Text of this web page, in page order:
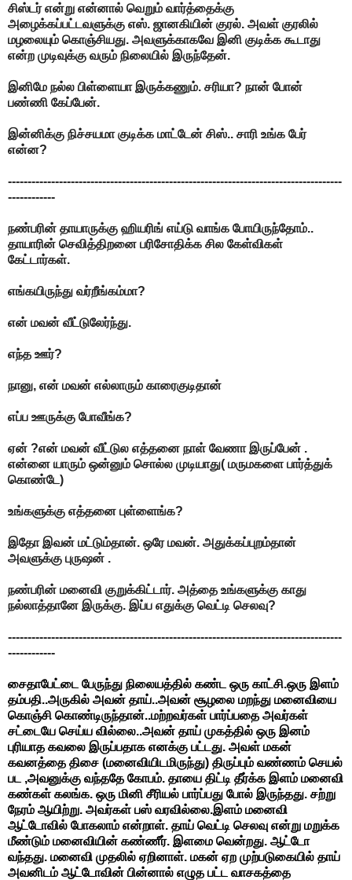
சிஸ்டர் என்று என்னால் வெறும் வார்த்தைக்கு
அழைக்கப்பட்டவளுக்கு எஸ். ஜானகியின் குரல். அவள் குரலில்
மழலையும் கொஞ்சியது. அவளுக்காகவே இனி குடிக்க கூடாது
என்ற முடிவுக்கு வரும் நிலையில் இருந்தேன்.
இனிமே நல்ல பிள்ளையா இருக்கணும். சரியா? நான் போன்
பண்ணி கேப்பேன்.
இன்னிக்கு நிச்சயமா குடிக்க மாட்டேன் சிஸ்.. சாரி உங்க பேர்
என்ன?
-------------------------------------------------------------------------------------
------------
நண்பரின் தாயாருக்கு ஹியரிங் எய்டு வாங்க போயிருந்தோம்..
தாயாரின் செவித்திறனை பரிசோதிக்க சில கேள்விகள்
கேட்டார்கள்.
எங்கயிருந்து வர்றீங்கம்மா?
என் மவன் வீட்டுலேர்ந்து.
எந்த ஊர்?
நானு, என் மவன் எல்லாரும் காரைகுடிதான்
எப்ப ஊருக்கு போவீங்க?
ஏன் ?என் மவன் வீட்டுல எத்தனை நாள் வேணா இருப்பேன் .
என்னை யாரும் ஒன்னும் சொல்ல முடியாது( மருமகளை பார்த்துக்
கொண்டே)
உங்களுக்கு எத்தனை புள்ளைங்க?
இதோ இவன் மட்டும்தான். ஒரே மவன். அதுக்கப்புறம்தான்
அவளுக்கு புருஷன் .
நண்பரின் மனைவி குறுக்கிட்டார். அத்தை உங்களுக்கு காது
நல்லாத்தானே இருக்கு. இப்ப எதுக்கு வெட்டி செலவு?
-------------------------------------------------------------------------------------
------------
சைதாபேட்டை பேருந்து நிலையத்தில் கண்ட ஒரு காட்சி.ஒரு இளம்
தம்பதி..அருகில் அவன் தாய்..அவன் சூழலை மறந்து மனைவியை
கொஞ்சி கொண்டிருந்தான்..மற்றவர்கள் பார்ப்பதை அவர்கள்
சட்டையே செய்ய வில்லை..அவன் தாய் முகத்தில் ஒரு இனம்
புரியாத கவலை இருப்பதாக எனக்கு பட்டது. அவள் மகன்
கவனத்தை திசை (மனைவியிடமிருந்து) திருப்பும் வண்ணம் செயல்
பட ,அவனுக்கு வந்ததே கோபம். தாயை திட்டி தீர்க்க இளம் மனைவி
கண்கள் கலங்க. ஒரு மினி சீரியல் பார்ப்பது போல் இருந்தது. சற்று
நேரம் ஆயிற்று. அவர்கள் பஸ் வரவில்லை.இளம் மனைவி
ஆட்டோவில் போகலாம் என்றாள். தாய் வெட்டி செலவு என்று மறுக்க
மீண்டும் மனைவியின் கண்ணீர். இளமை வென்றது. ஆட்டோ
வந்தது. மனைவி முதலில் ஏறினாள். மகன் ஏற முற்படுகையில் தாய்
அவனிடம் ஆட்டோவின் பின்னால் எழுத பட்ட வாசகத்தை